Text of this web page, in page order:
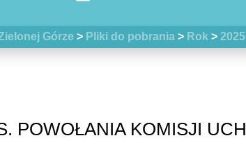
Górze > Pliki do pobrania > Rok > 2025
POWOŁANIA KOMISJI